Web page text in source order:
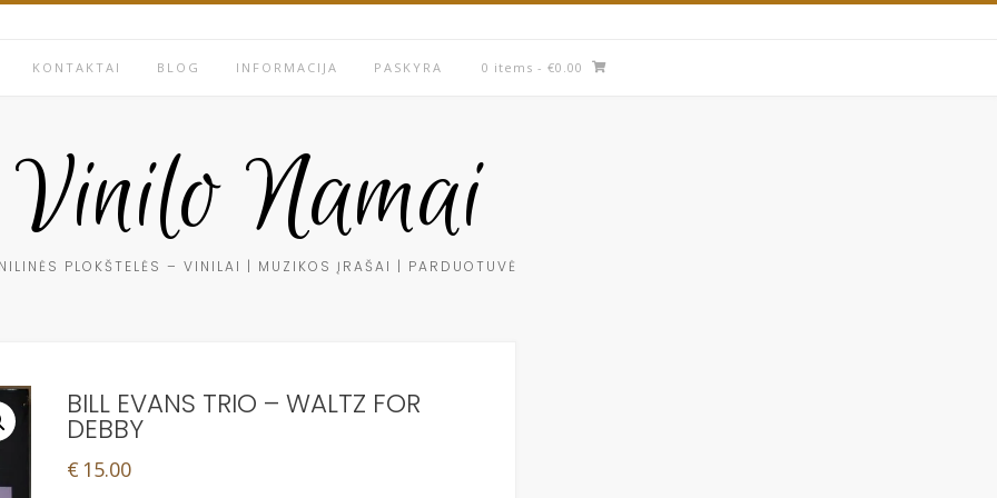
KONTAKTAI BLOG INFORMACIJA PASKYRA 0 items - €0.00
Vinilo Namai
PLOKŠTELĖS – VINILAI | MUZIKOS ĮRAŠAI | PARDUOTUVĖ
BILL EVANS TRIO – WALTZ FOR
DEBBY
€ 15.00